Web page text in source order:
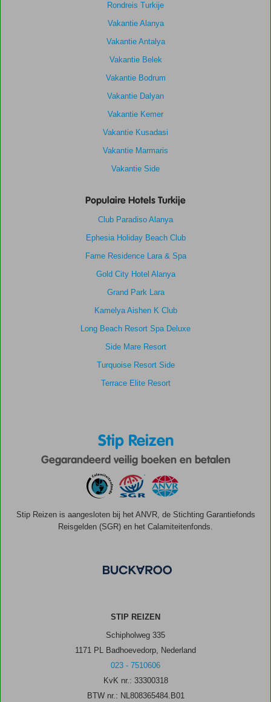
Rondreis Turkije
Vakantie Alanya
Vakantie Antalya
Vakantie Belek
Vakantie Bodrum
Vakantie Dalyan
Vakantie Kemer
Vakantie Kusadasi
Vakantie Marmaris
Vakantie Side
Populaire Hotels Turkije
Club Paradiso Alanya
Ephesia Holiday Beach Club
Fame Residence Lara & Spa
Gold City Hotel Alanya
Grand Park Lara
Kamelya Aishen K Club
Long Beach Resort Spa Deluxe
Side Mare Resort
Turquoise Resort Side
Terrace Elite Resort
Stip Reizen
Gegarandeerd veilig boeken en betalen
Stip Reizen is aangesloten bij het ANVR, de Stichting Garantiefonds
Reisgelden (SGR) en het Calamiteitenfonds.
STIP REIZEN
Schipholweg 335
1171 PL Badhoevedorp, Nederland
023 - 7510606
KvK nr.: 33300318
BTW nr.: NL808365484.B01